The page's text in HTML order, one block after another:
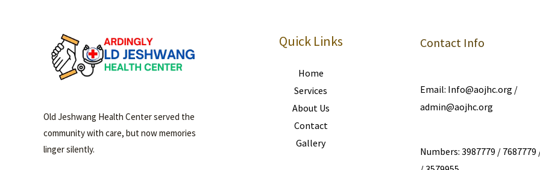
Old Jeshwang Health Center served the
community with care, but now memories
linger silently.
Quick Links
Home
Services
About Us
Contact
Gallery
Contact Info
Email: Info@aojhc.org /
admin@aojhc.org
Numbers: 3987779 / 7687779